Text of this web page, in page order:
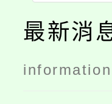
最新消
information